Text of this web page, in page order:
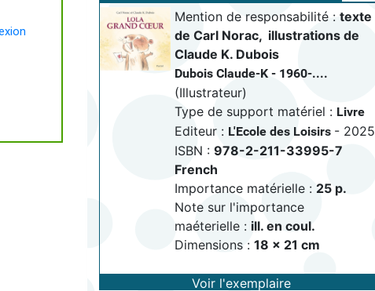
Mention de responsabilité : texte
de Carl Norac, illustrations de
Claude K. Dubois
Dubois Claude-K - 1960-....
(Illustrateur)
Type de support matériel : Livre
Editeur : L'Ecole des Loisirs - 2025
ISBN : 978-2-211-33995-7
French
Importance matérielle : 25 p.
Note sur l'importance
maéterielle : ill. en coul.
Dimensions : 18 x 21 cm
Voir l'exemplaire